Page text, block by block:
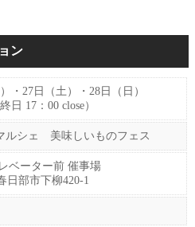
ン
・27日（土）・28日（日）
日 17：00 close）
シェ 美味しいものフェス
ベーター前 催事場
日部市下柳420-1